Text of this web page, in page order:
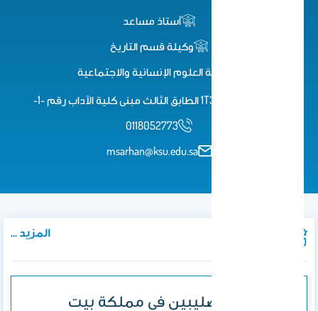
أستاذ مساعد
وكيلة قسم التاريخ
كلية العلوم اﻹنسانية واﻻجتماعية
0118052773
msarhan@ksu.edu.sa
المزيد ...
تنظيمات الصليبين في مملكة بيت